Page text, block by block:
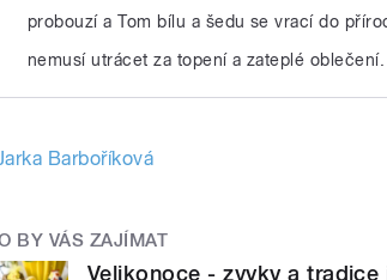
probouzí a Tom bílu a šedu se vrací do
nemusí utrácet za topení a zateplé
Barboříková
BY VÁS ZAJÍMAT
Velikonoce - zvyky a